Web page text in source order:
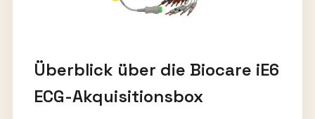
Überblick über die Biocare iE6
ECG-Akquisitionsbox